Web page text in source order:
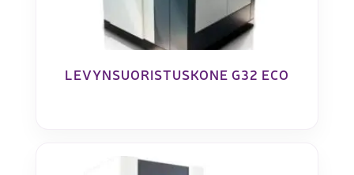
LEVYNSUORISTUSKONE G32 ECO